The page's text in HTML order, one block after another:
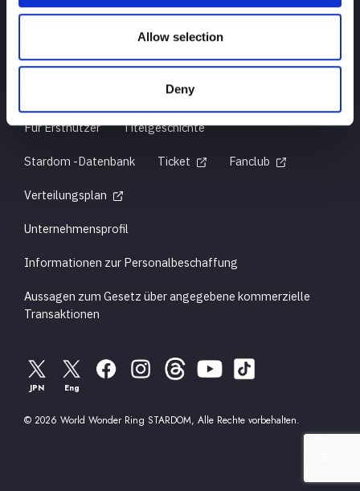
Allow selection
Deny
Für Erstnutzer
Titelgeschichte
Stardom -Datenbank
Ticket
Fanclub
Verteilungsplan
Unternehmensprofil
Informationen zur Personalbeschaffung
Aussagen zum Gesetz über angegebene kommerzielle
Transaktionen
JPN Eng
© 2026 World Wonder Ring STARDOM, Alle Rechte vorbehalten.